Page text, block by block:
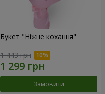
Букет "Ніжне кохання"
1 443 грн
Замовити